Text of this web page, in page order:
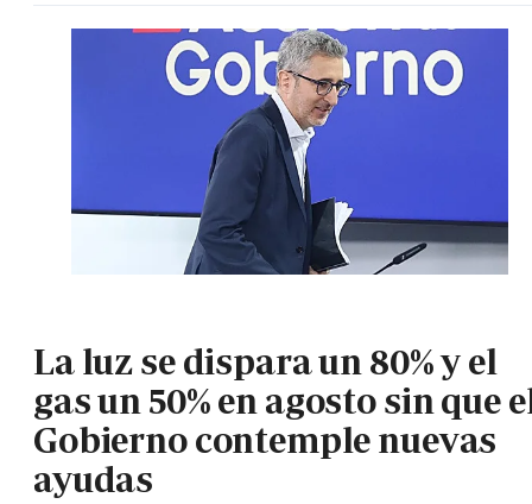
La luz se dispara un 80% y el
gas un 50% en agosto sin que
Gobierno contemple nuevas
ayudas